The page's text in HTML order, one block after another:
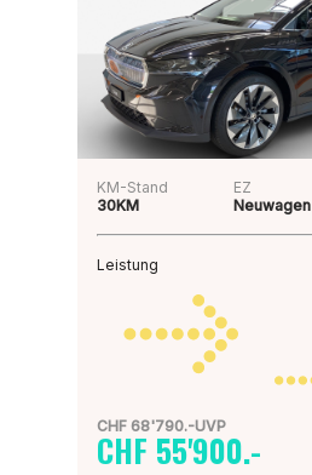
KM-Stand
30KM
EZ
Neuwagen
Leistung
CHF 68'790.-UVP
CHF 55'900.-